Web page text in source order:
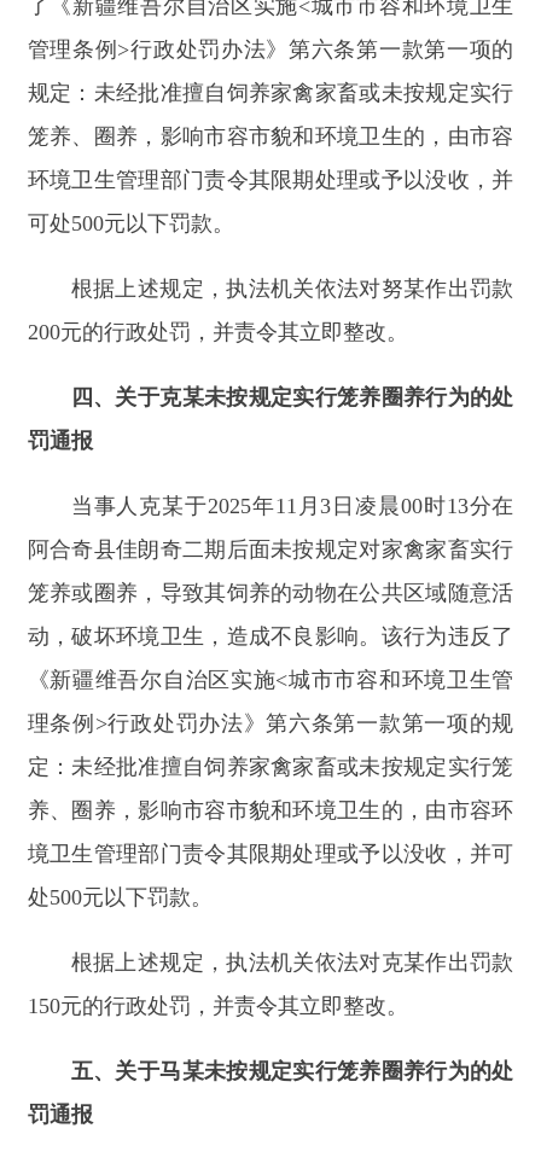
四、关于克某未按规定实行笼养圈养行为的处
罚通报
当事人克某于2025年11月3日凌晨00时13分在
阿合奇县佳朗奇二期后面未按规定对家禽家畜实行
笼养或圈养，导致其饲养的动物在公共区域随意活
《新疆维吾尔自治区实施<城市市容和环境卫生管
理条例>行政处罚办法》第六条第一款第一项的规
养、圈养，影响市容市貌和环境卫生的，由市容环
境卫生管理部门责令其限期处理或予以没收，并可
根据上述规定，执法机关依法对克某作出罚款
150 元的行政处罚，并责令其立即整改。
五、关于马某未按规定实行笼养圈养行为的处
罚通报
当事人马某于2025年11月4日晚上23时40分在
阿合奇县佳朗奇文旅局前面绿化带里未按规定对家
禽家畜实行笼养或圈养，导致其饲养的动物在公共
区域随意活动，破坏环境卫生，造成不良影响。该
行为违反了《新疆维吾尔自治区实施<城市市容和
第一项的规定：未经批准擅自饲养家禽家畜或未按
规定实行笼养、圈养，影响市容市貌和环境卫生
以没收，并可处500元以下罚款。